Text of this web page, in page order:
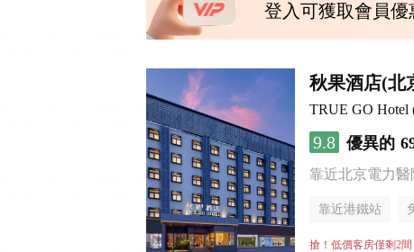
登入可獲取會員
秋果酒店(北
TRUE GO Hotel
9.8 優異的
靠近北京電力醫
靠近港鐵站
行李寄存服務
搶！低價客房僅剩2間